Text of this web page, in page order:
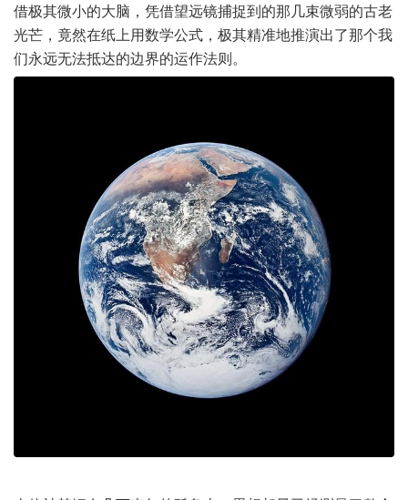
借极其微小的大脑，凭借望远镜捕捉到的那几束微弱的古老
光芒，竟然在纸上用数学公式，极其精准地推演出了那个我
们永远无法抵达的边界的运作法则。